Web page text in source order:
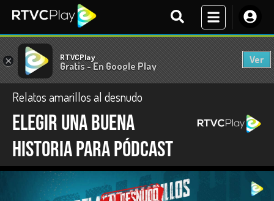
× RTVCPlay
Gratis - En Google Play
Ver
Relatos amarillos al desnudo
Elegir una buena
historia para pódcast